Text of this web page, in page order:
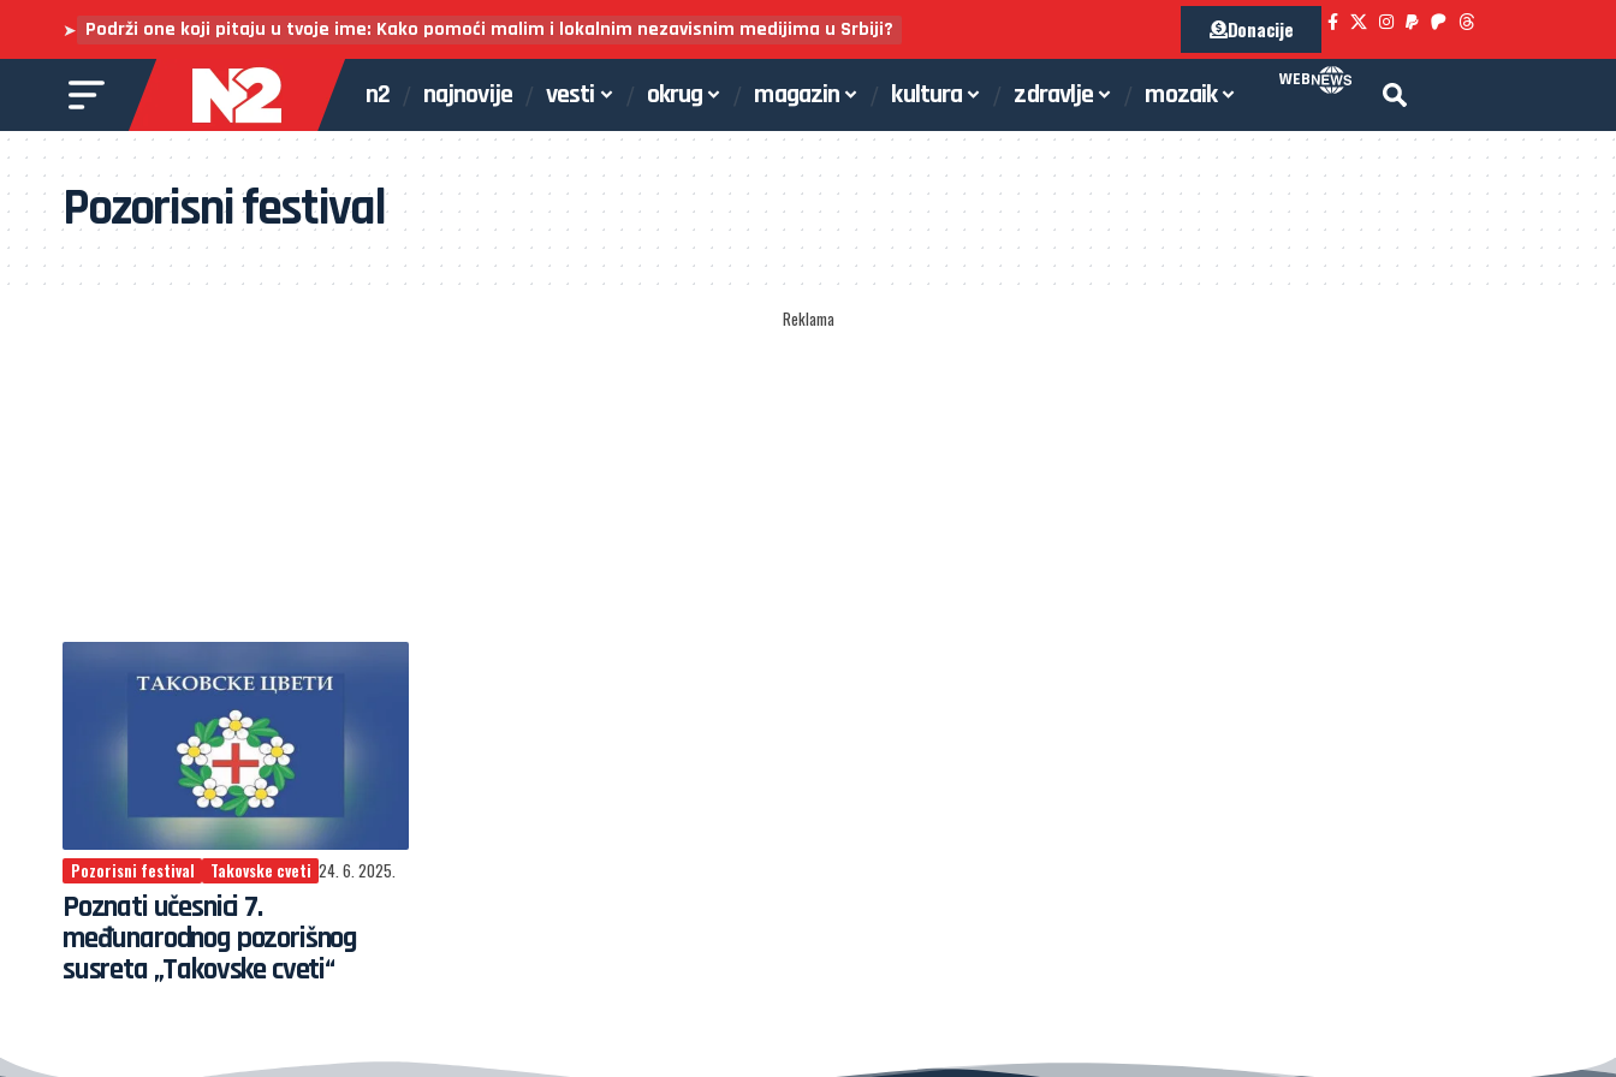
➤ Podrži one koji pitaju u tvoje ime: Kako pomoći malim i lokalnim nezavisnim medijima u Srbiji? Donacije
n2 najnovije vesti okrug magazin kultura zdravlje mozaik WEB
Pozorisni festival
Reklama
Pozorisni festival Takovske cveti 24. 6. 2025.
Poznati učesnici 7.
međunarodnog pozorišnog
susreta „Takovske cveti“